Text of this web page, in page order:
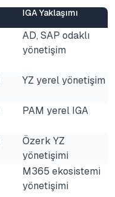
IGA Yaklaşımı
AD, SAP odaklı
yönetişim
YZ yerel yönetişim
PAM yerel IGA
Özerk YZ
yönetişimi
M365 ekosistemi
yönetişimi